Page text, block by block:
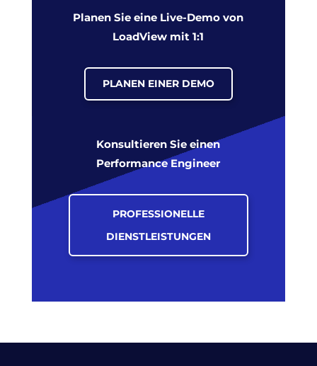
Planen Sie eine Live-Demo von
LoadView mit 1:1
PLANEN EINER DEMO
Konsultieren Sie einen
Performance Engineer
PROFESSIONELLE
DIENSTLEISTUNGEN